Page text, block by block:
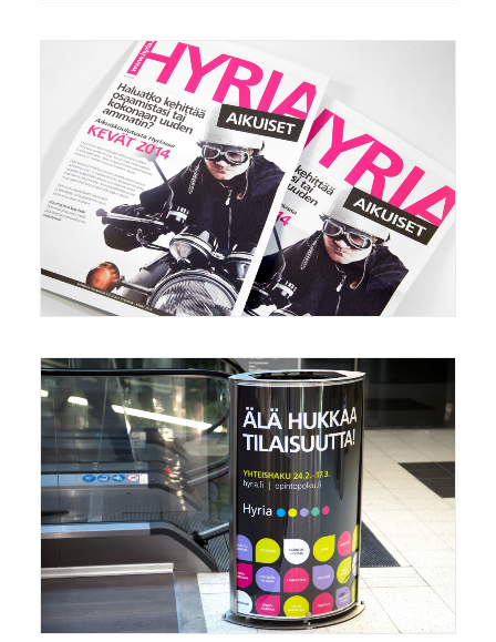
Mainonta/Marketing, Grafiikka/Graphics
Mainonta/Marketing Grafiikka/Graphics